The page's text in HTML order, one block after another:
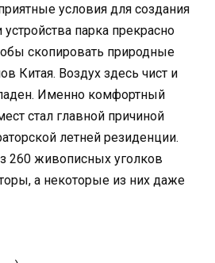
условия для создания
парка прекрасно
скопировать природные
Китая. Воздух здесь чист и
Именно комфортный
стал главной причиной
летней резиденции.
260 живописных уголков
а некоторые из них даже